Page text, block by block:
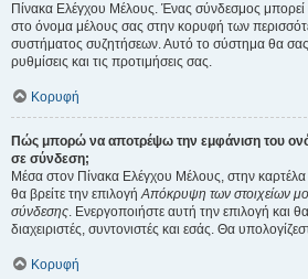
Πίνακα Ελέγχου Μέλους. Ένας σύνδεσμος
στο όνομα μέλους σας στην κορυφή των
συστήματος συζητήσεων. Αυτό το σύστημα θα σας
ρυθμίσεις και τις προτιμήσεις σας.
Κορυφή
Πώς μπορώ να αποτρέψω την εμφάνιση του
σε σύνδεση;
Μέσα στον Πίνακα Ελέγχου Μέλους, στην καρτέλα
θα βρείτε την επιλογήΑπόκρυψη των στοιχείων
σύνδεσης. Ενεργοποιήστε αυτή την επιλογή και
διαχειριστές, συντονιστές και εσάς. Θα
Κορυφή